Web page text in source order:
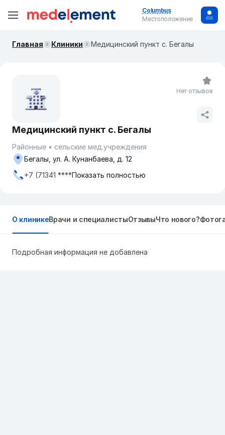
Columbus
Местоположение
Главная Клиники Медицинский пункт с. Бегалы
Медицинский пункт с. Бегалы
Районные
сельские мед.учреждения
Бегалы, ул. А. Кунанбаева, д. 12
+7 (71341 ****Показать полностью
Нет отзывов
О клиникеВрачи и специалистыОтзывыЧто нового?
Подробная информация не добавлена